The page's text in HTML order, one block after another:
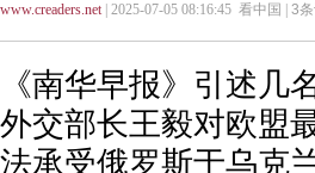
www.creaders.net| 2025-07-05 08:16:45 看中国 | 3条
《南华早报》引述几
外交部长王毅对欧盟
法承受俄罗斯于乌克